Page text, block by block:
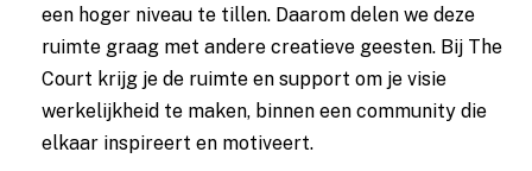
een hoger niveau te tillen. Daarom delen we deze
ruimte graag met andere creatieve geesten. Bij The
Court krijg je de ruimte en support om je visie
werkelijkheid te maken, binnen een community die
elkaar inspireert en motiveert.